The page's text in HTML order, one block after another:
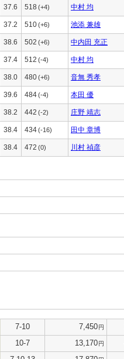
37.6 518 (+4) 中村 均
37.2 510(+6) 池添 兼雄
38.6 502 (+6) 中内田 充正
37.4 512 (-4) 中村 均
38.0 480(+6) 音無 秀孝
39.6 484(-4) 本田 優
38.2 442 (-2) 庄野 靖志
38.4 434(-16) 田中 章博
38.4 472 (0) 川村 禎彦
7-10 7,450円
10-7 13,170円